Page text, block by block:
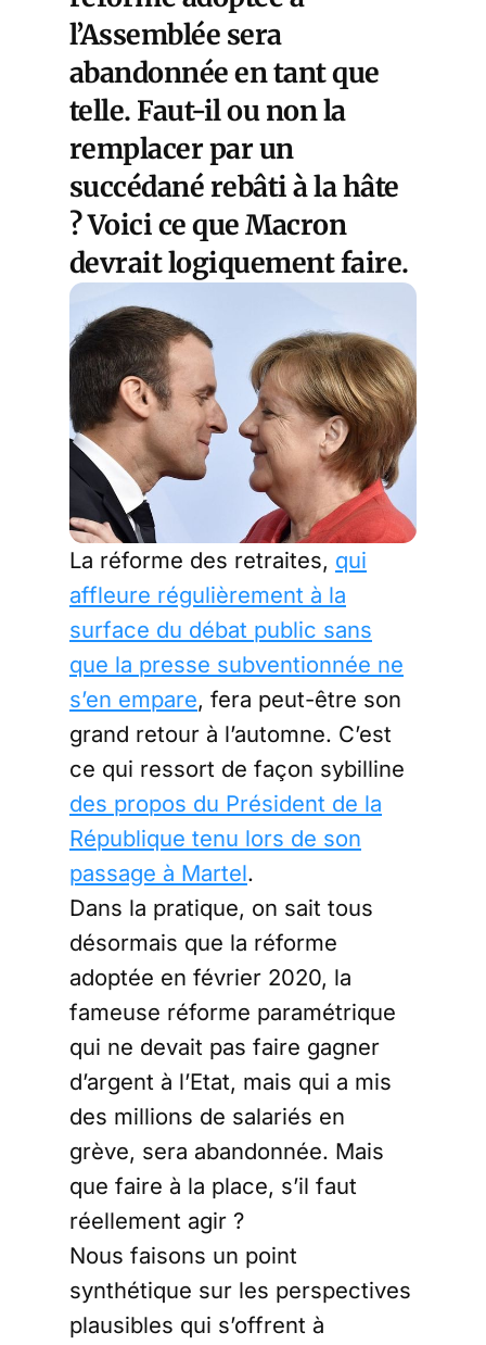
l’Assemblée sera
abandonnée en tant que
telle. Faut-il ou non la
remplacer par un
succédané rebâti à la hâte
? Voici ce que Macron
devrait logiquement faire.
La réforme des retraites, qui
affleure régulièrement à la
surface du débat public sans
que la presse subventionnée ne
s’en empare, fera peut-être son
grand retour à l’automne. C’est
ce qui ressort de façon sybilline
des propos du Président de la
République tenu lors de son
passage à Martel.
Dans la pratique, on sait tous
désormais que la réforme
adoptée en février 2020, la
fameuse réforme paramétrique
qui ne devait pas faire gagner
d’argent à l’Etat, mais qui a mis
des millions de salariés en
grève, sera abandonnée. Mais
que faire à la place, s’il faut
réellement agir ?
Nous faisons un point
synthétique sur les perspectives
plausibles qui s’offrent à